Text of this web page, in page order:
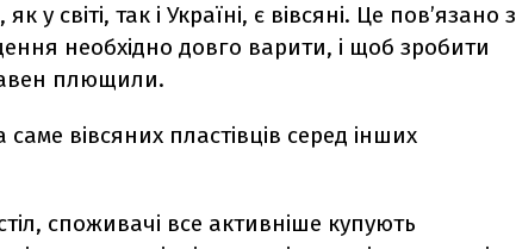
світі, так і Україні, є вівсяні. Це пов’язано з
необхідно довго варити, і щоб зробити
плющили.
вівсяних пластівців серед інших
споживачі все активніше купують